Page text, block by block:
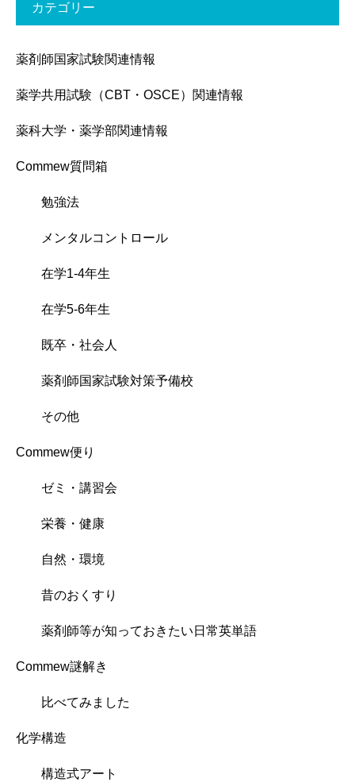
カテゴリー
薬剤師国家試験関連情報
薬学共用試験（CBT・OSCE）関連情報
薬科大学・薬学部関連情報
Commew質問箱
勉強法
メンタルコントロール
在学1-4年生
在学5-6年生
既卒・社会人
薬剤師国家試験対策予備校
その他
Commew便り
ゼミ・講習会
栄養・健康
自然・環境
昔のおくすり
薬剤師等が知っておきたい日常英単語
Commew謎解き
比べてみました
化学構造
構造式アート